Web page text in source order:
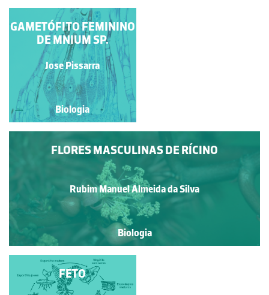
ANTERÍDIOS DE
POLYTRICHUM SP.
Jose Pissarra
Biologia
GAMETÓFITO FEMININO
DE MNIUM SP.
Jose Pissarra
Biologia
FLORES MASCULINAS DE RÍCINO
Rubim Manuel Almeida da Silva
Biologia
FRONDE FÉRTIL DE
FETO-REAL
FETO